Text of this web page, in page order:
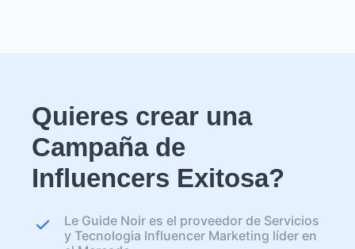
Quieres crear una
Campaña de
Influencers Exitosa?
Le Guide Noir es el proveedor de Servicios
y Tecnologia Influencer Marketing líder en